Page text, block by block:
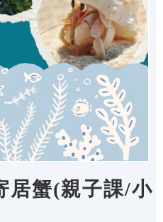
居蟹(親子課/小